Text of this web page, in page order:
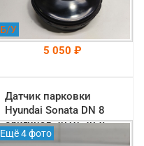
Б/У
5 050 ₽
На складе: Раменское
-->
Датчик парковки
Hyundai Sonata DN 8
оригинал 2019-2025
(99310L1000)
Ещё 4 фото